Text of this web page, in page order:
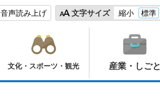
音声読み上げ 文字サイズ 縮小 標準
文化・スポーツ・観光 産業・しごと